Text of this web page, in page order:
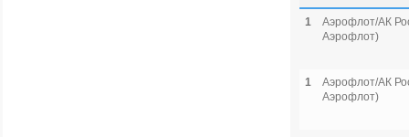
1
Аэрофлот/АК
Аэрофлот)
1
Аэрофлот/АК
Аэрофлот)